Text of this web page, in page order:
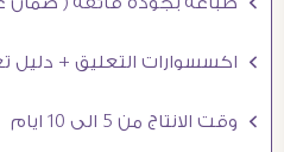
Ö اكسسوارات التعليق + دليل تعليق مصور
Ö وقت الانتاج من 5 الى 10 ايام